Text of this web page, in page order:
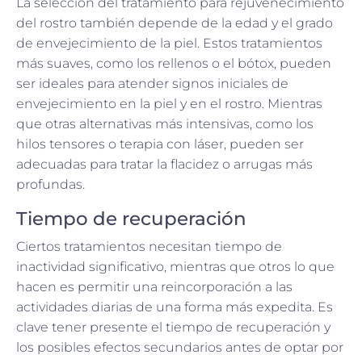
del rostro también depende de la edad y el grado
de envejecimiento de la piel. Estos tratamientos
más suaves, como los rellenos o el bótox, pueden
ser ideales para atender signos iniciales de
envejecimiento en la piel y en el rostro. Mientras
que otras alternativas más intensivas, como los
hilos tensores o terapia con láser, pueden ser
adecuadas para tratar la flacidez o arrugas más
profundas.
Tiempo de recuperación
Ciertos tratamientos necesitan tiempo de
inactividad significativo, mientras que otros lo que
hacen es permitir una reincorporación a las
actividades diarias de una forma más expedita. Es
clave tener presente el tiempo de recuperación y
los posibles efectos secundarios antes de optar por